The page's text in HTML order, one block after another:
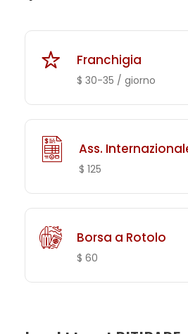
Franchigia
$ 30-35 / giorno
Ass.
$ 125
Borsa a Rotolo
$ 60